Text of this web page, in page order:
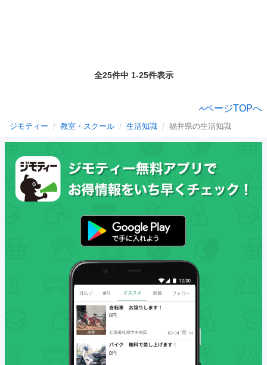
全25件中 1-25件表示
ページTOPへ
ジモティー 教室・スクール 生活知識 福井県の生活知識